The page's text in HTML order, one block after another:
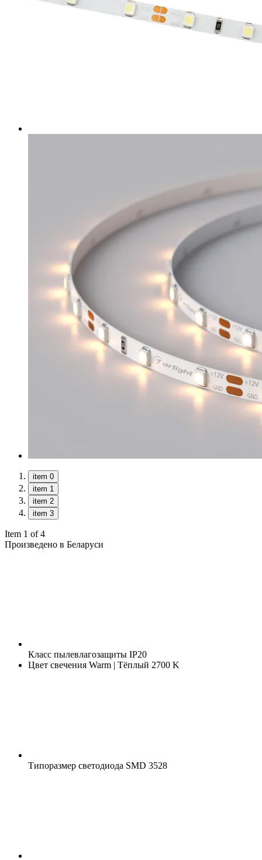
item 0
item 1
item 2
item 3
Item 1 of 4
Произведено в Беларуси
Класс пылевлагозащиты IP20
Цвет свечения Warm | Тёплый 2700 K
Типоразмер светодиода SMD 3528